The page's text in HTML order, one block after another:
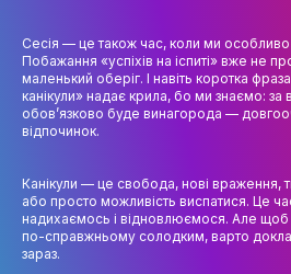
НАУК.РОБОТА
ВИДАВНИЧА
ПІДВИЩЕННЯ
ЯКІСТЬ ОСВІТИ
Сесія — це також час, коли ми особливо
Побажання «успіхів на іспиті» вже не
маленький оберіг. І навіть коротка
канікули» надає крила, бо ми знаємо:
обов’язково буде винагорода —
відпочинок.
Канікули — це свобода, нові враження,
або просто можливість виспатися. Це
надихаємось і відновлюємося. Але щоб
по-справжньому солодким, варто
зараз.